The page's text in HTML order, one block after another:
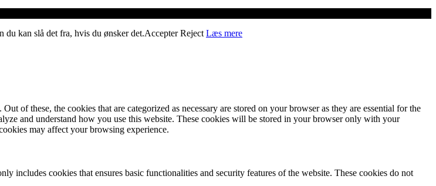
du kan slå det fra, hvis du ønsker det.Accepter Reject Læs mere
of these, the cookies that are categorized as necessary are stored on your browser as they are essential for the
and understand how you use this website. These cookies will be stored in your browser only with your
may affect your browsing experience.
includes cookies that ensures basic functionalities and security features of the website. These cookies do not